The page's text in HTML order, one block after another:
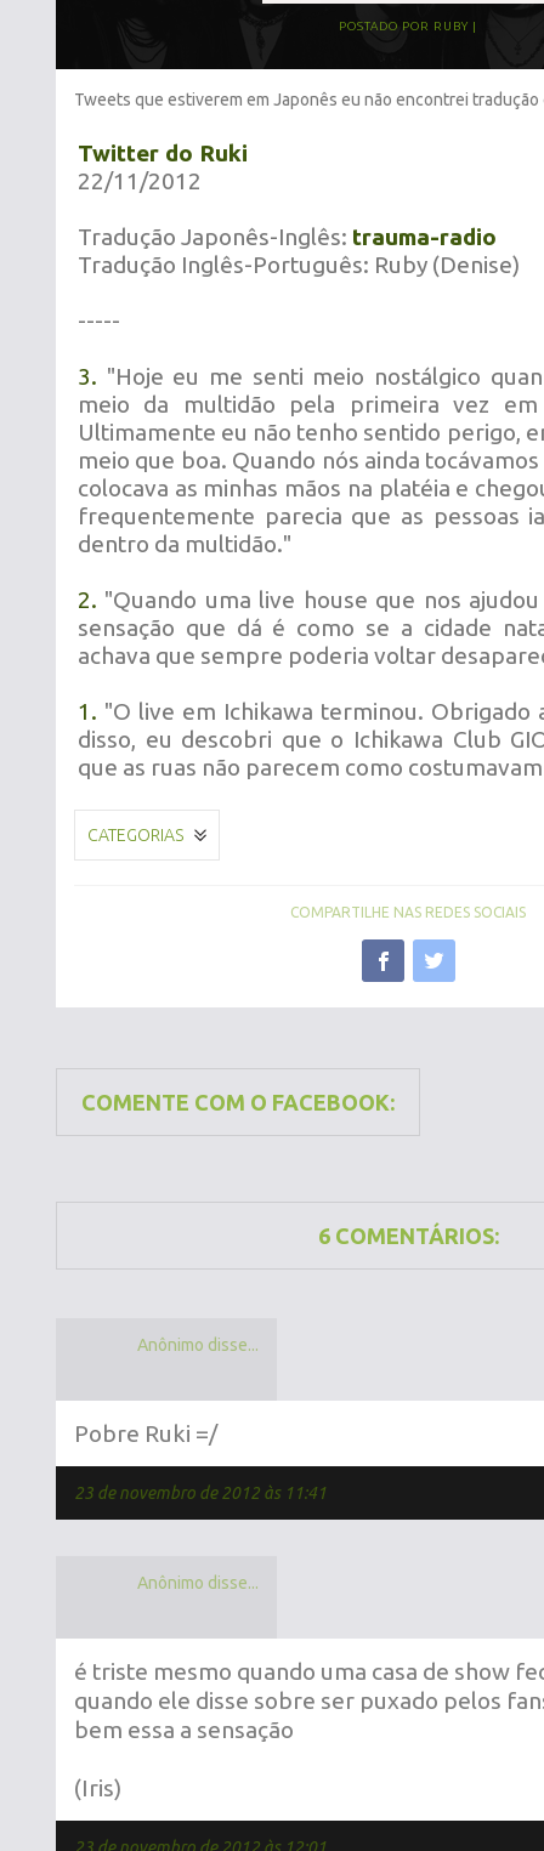
POSTADO POR RUBY
Tweets que estiverem em Japonês eu não encontrei tradução
Twitter do Ruki
22/11/2012
Tradução Japonês-Inglês: trauma-radio
Tradução Inglês-Português: Ruby (Denise)
-----
3. "Hoje eu me senti meio nostálgico
meio da multidão pela primeira vez
Ultimamente eu não tenho sentido perigo,
meio que boa. Quando nós ainda
colocava as minhas mãos na platéia e
frequentemente parecia que as pessoas
dentro da multidão."
2. "Quando uma live house que nos
sensação que dá é como se a cidade
achava que sempre poderia voltar
1. "O live em Ichikawa terminou. Obrigado
disso, eu descobri que o Ichikawa Club
que as ruas não parecem como
CATEGORIAS
COMPARTILHE NAS REDES SOCIAIS
COMENTE COM O FACEBOOK:
6 COMENTÁRIOS:
Anônimo disse...
Pobre Ruki =/
23 de novembro de 2012 às 11:41
Anônimo disse...
é triste mesmo quando uma casa de show
quando ele disse sobre ser puxado pelos
bem essa a sensação
(Iris)